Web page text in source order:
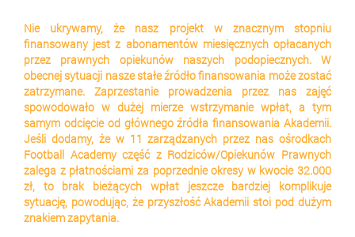
Nie ukrywamy, że nasz projekt w znacznym stopniu
finansowany jest z abonamentów miesięcznych opłacanych
przez prawnych opiekunów naszych podopiecznych. W
obecnej sytuacji nasze stałe źródło finansowania może zostać
zatrzymane. Zaprzestanie prowadzenia przez nas zajęć
spowodowało w dużej mierze wstrzymanie wpłat, a tym
samym odcięcie od głównego źródła finansowania Akademii.
Jeśli dodamy, że w 11 zarządzanych przez nas ośrodkach
Football Academy część z Rodziców/Opiekunów Prawnych
zalega z płatnościami za poprzednie okresy w kwocie 32.000
zł, to brak bieżących wpłat jeszcze bardziej komplikuje
sytuację, powodując, że przyszłość Akademii stoi pod dużym
znakiem zapytania.